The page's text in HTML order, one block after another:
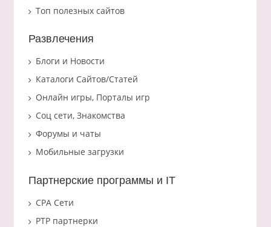
Топ полезных сайтов
Развлечения
Блоги и Новости
Каталоги Сайтов/Статей
Онлайн игры, Порталы игр
Соц сети, Знакомства
Форумы и чаты
Мобильные загрузки
Партнерские программы и IT
CPA Сети
PTP партнерки